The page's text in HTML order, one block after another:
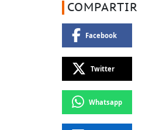
COMPARTIR
Facebook
Twitter
Whatsapp